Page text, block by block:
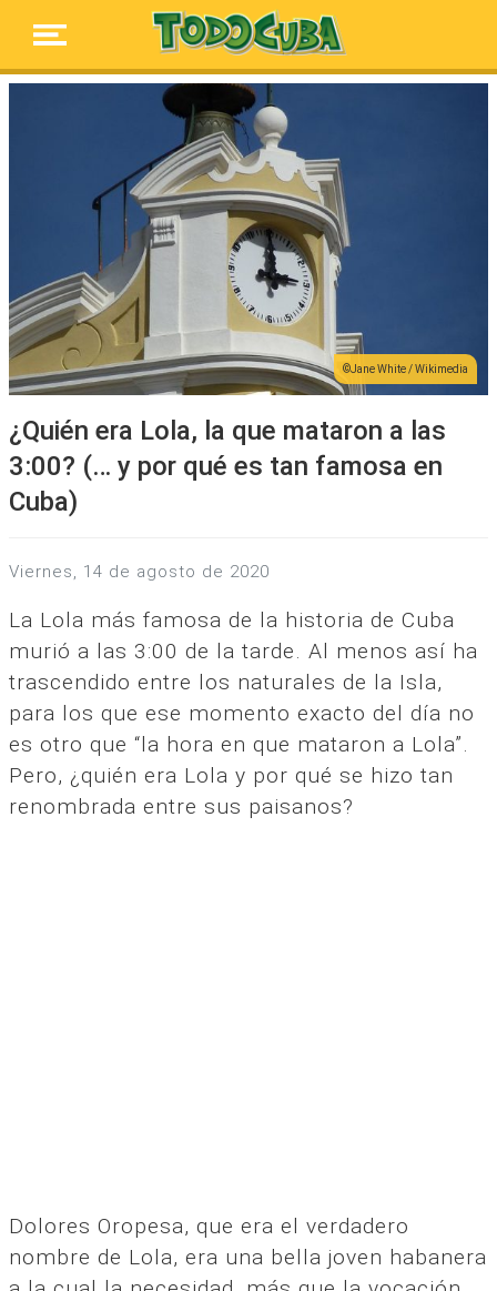
Jane White / Wikimedia
¿Quién era Lola, la que mataron a las
3:00? (… y por qué es tan famosa en
Cuba)
viernes, 14 de agosto de 2020
La Lola más famosa de la historia de Cuba
murió a las 3:00 de la tarde. Al menos así ha
trascendido entre los naturales de la Isla,
para los que ese momento exacto del día no
es otro que “la hora en que mataron a Lola”.
Pero, ¿quién era Lola y por qué se hizo tan
renombrada entre sus paisanos?
Dolores Oropesa, que era el verdadero
nombre de Lola, era una bella joven habanera